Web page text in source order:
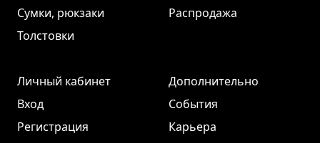
Сумки, рюкзаки
Толстовки
Распродажа
Личный кабинет
Вход
Регистрация
Дополнительно
События
Карьера